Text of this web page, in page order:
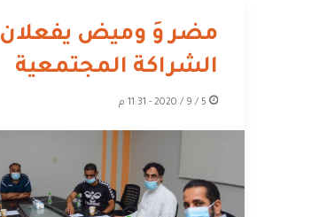
مضر وَ وميض يفعلان
الشراكة المجتمعية
5 / 9 / 2020 - 11:31 م